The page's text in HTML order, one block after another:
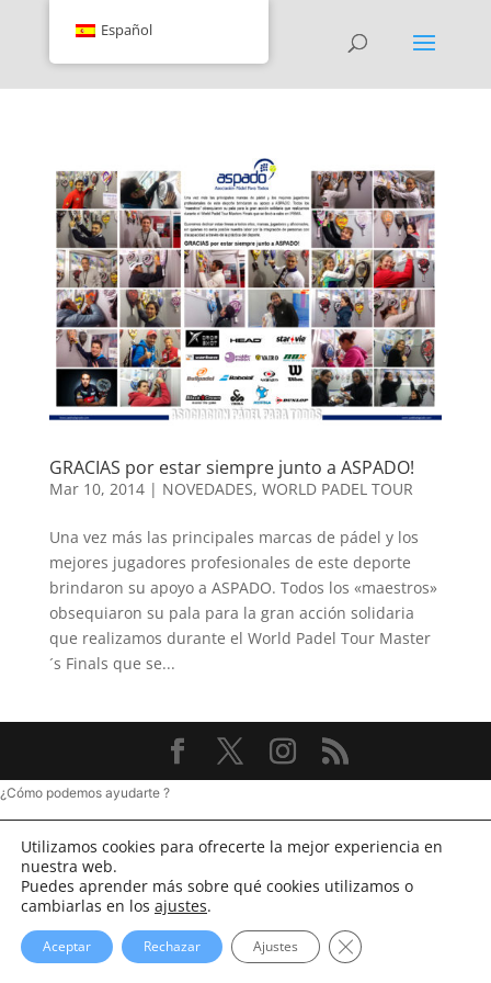
GRACIAS por estar siempre junto a ASPADO!
Mar 10, 2014| NOVEDADES, WORLD PADEL TOUR
Una vez más las principales marcas de pádel y los
mejores jugadores profesionales de este deporte
brindaron su apoyo a ASPADO. Todos los «maestros»
obsequiaron su pala para la gran acción solidaria
que realizamos durante el World Padel Tour Master
´s Finals que se...
Español
Utilizamos cookies para ofrecerte la mejor experiencia en
nuestra web.
Puedes aprender más sobre qué cookies utilizamos o
cambiarlas en los ajustes.
Aceptar Rechazar Ajustes Cerrar el banner de
¿Cómo podemos ayudarte ?